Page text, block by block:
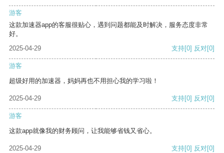
游客
这款加速器app的客服很贴心，遇到问题都能及时解决，服务态度非常
好。
2025-04-29
支持[0] 反对[0]
游客
超级好用的加速器，妈妈再也不用担心我的学习啦！
2025-04-29 支持[0] 反对[0]
游客
这款app就像我的财务顾问，让我能够省钱又省心。
2025-04-29 支持[0] 反对[0]